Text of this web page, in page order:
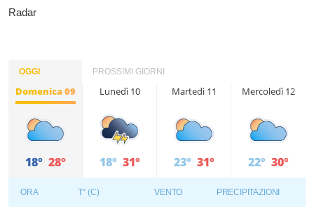
Radar
OGGI PROSSIMI GIORNI
Domenica 09
18° 28°
Lunedì 10
18° 31°
Martedì 11
23° 31°
Mercoledì 12
22° 30°
ORA T° (C) VENTO PRECIPITAZIONI